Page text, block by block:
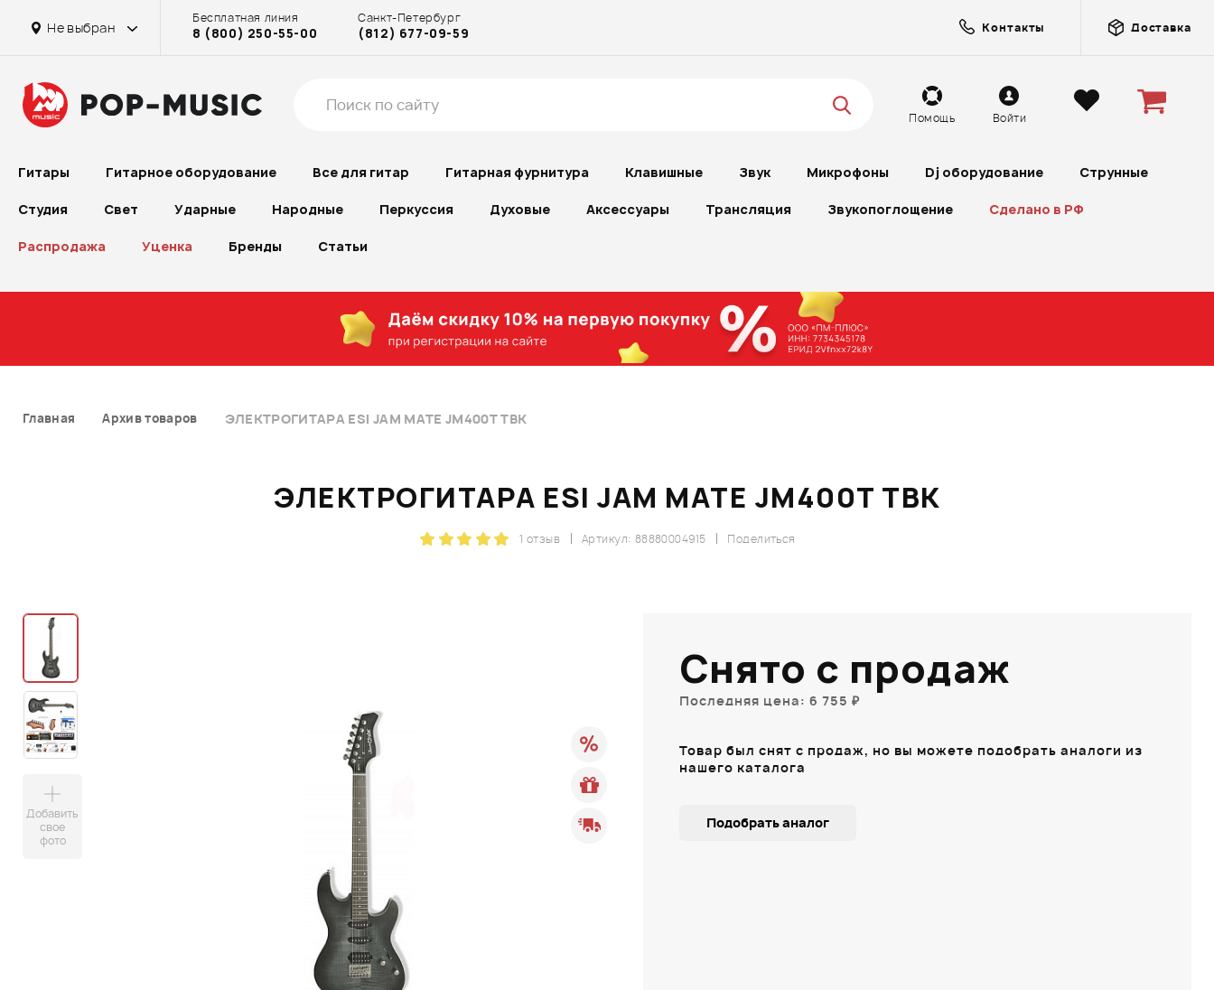
Не выбран
Бесплатная линия
8 (800) 250-55-00
Санкт-Петербург
(812) 677-09-59 Контакты Доставка
Помощь Войти
Гитары Гитарное оборудование Все для гитар Гитарная фурнитура Клавишные Звук Микрофоны Dj оборудование Струнные
Студия Свет Ударные Народные Перкуссия Духовые Аксессуары Трансляция Звукопоглощение Сделано в РФ
Распродажа Уценка Бренды Статьи
Главная Архив товаров ЭЛЕКТРОГИТАРА ESI JAM MATE JM400T TBK
ЭЛЕКТРОГИТАРА ESI JAM MATE JM400T TBK
Поделиться
Артикул: 88880004915
1 отзыв
Добавить
свое
фото
Снято с продаж
Последняя цена: 6 755 ₽
Товар был снят с продаж, но вы можете подобрать аналоги из
нашего каталога
Подобрать аналог